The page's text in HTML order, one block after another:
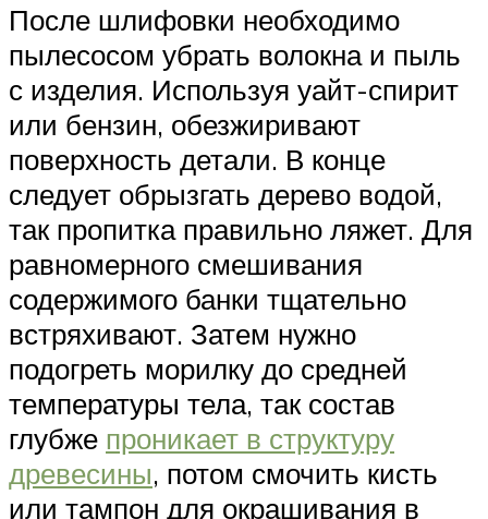
После шлифовки необходимо
пылесосом убрать волокна и пыль
с изделия. Используя уайт-спирит
или бензин, обезжиривают
поверхность детали. В конце
следует обрызгать дерево водой,
так пропитка правильно ляжет. Для
равномерного смешивания
содержимого банки тщательно
встряхивают. Затем нужно
подогреть морилку до средней
температуры тела, так состав
глубже проникает в структуру
древесины, потом смочить кисть
или тампон для окрашивания в